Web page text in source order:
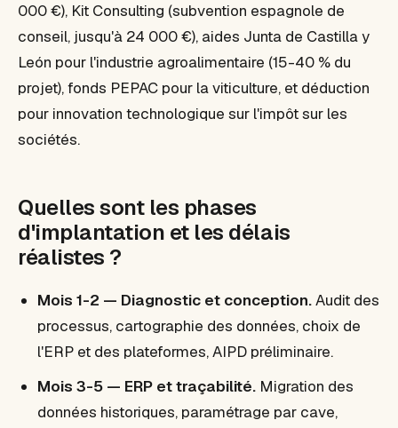
000 €), Kit Consulting (subvention espagnole de
conseil, jusqu'à 24 000 €), aides Junta de Castilla y
León pour l'industrie agroalimentaire (15-40 % du
projet), fonds PEPAC pour la viticulture, et déduction
pour innovation technologique sur l'impôt sur les
sociétés.
Quelles sont les phases
d'implantation et les délais
réalistes ?
Mois 1-2 — Diagnostic et conception.Audit des
processus, cartographie des données, choix de
l'ERP et des plateformes, AIPD préliminaire.
Mois 3-5 — ERP et traçabilité. Migration des
données historiques, paramétrage par cave,